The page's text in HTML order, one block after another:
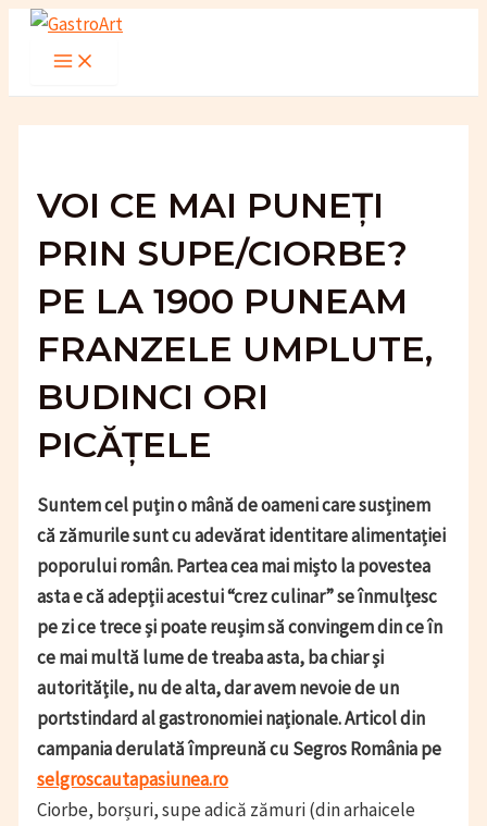
Skip
Main
VOI CE MAI PUNEȚI
PRIN SUPE/CIORBE?
PE LA 1900 PUNEAM
FRANZELE UMPLUTE,
BUDINCI ORI
PICĂȚELE
Suntem cel puțin o mână de oameni care susținem
că zămurile sunt cu adevărat identitare alimentației
poporului român. Partea cea mai mișto la povestea
asta e că adepții acestui “crez culinar” se înmulțesc
pe zi ce trece și poate reușim să convingem din ce în
ce mai multă lume de treaba asta, ba chiar și
autoritățile, nu de alta, dar avem nevoie de un
portstindard al gastronomiei naționale. Articol din
campania derulată împreună cu Segros România pe
selgroscautapasiunea.ro
Ciorbe, borșuri, supe adică zămuri (din arhaicele